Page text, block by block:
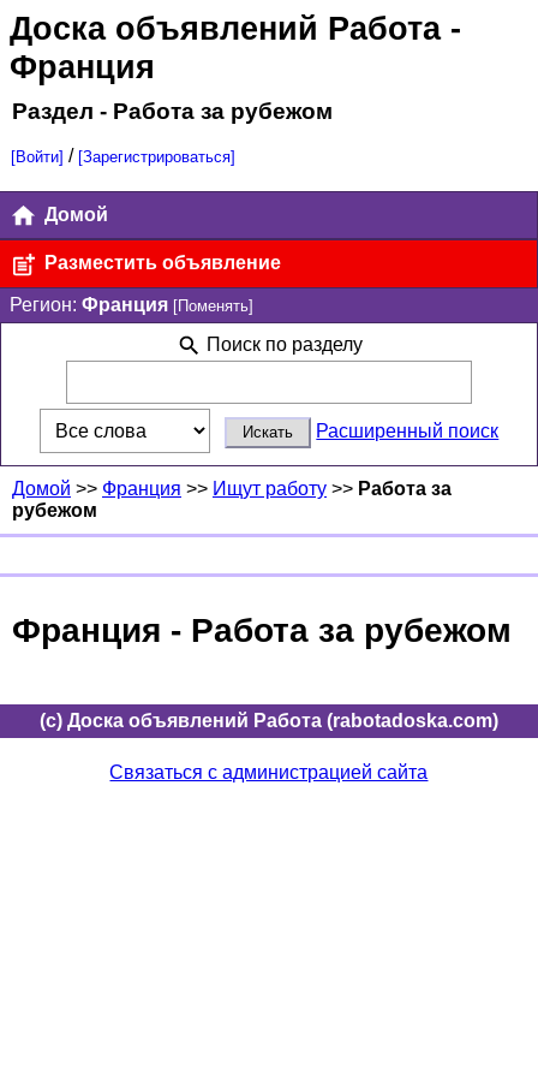
Доска объявлений Работа-
Франция
Раздел - Работа за рубежом
[Войти] / [Зарегистрироваться]
Домой
Разместить объявление
Регион: Франция [Поменять]
Поиск по разделу
Расширенный поиск
Домой >> Франция >> Ищут работу >> Работа за
рубежом
Франция - Работа за рубежом
(c) Доска объявлений Работа (rabotadoska.com)
Связаться с администрацией сайта